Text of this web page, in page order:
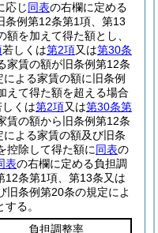
応じ同表の右欄に定める
条例第12条第1項、第13
を加えて得た額とし、
若しくは第2項又は第30条
家賃の額が旧条例第12条
よる家賃の額に旧条例
えて得た額を超える場合
しくは第2項又は第30条第
賃の額から旧条例第12条
よる家賃の額及び旧条
控除して得た額に同表の
表の右欄に定める負担調
12条第1項、第13条又は
旧条例第20条の規定によ
る。
負担調整率